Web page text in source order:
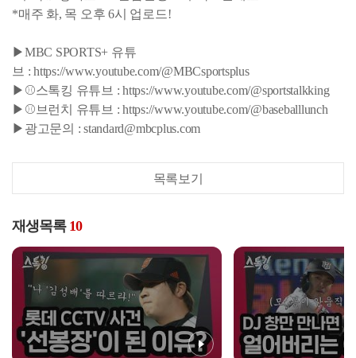
*매주 화, 목 오후 6시 업로드!
▶MBC SPORTS+ 유튜
브 : https://www.youtube.com/@MBCsportsplus
▶⚾스톡킹 유튜브 : https://www.youtube.com/@sportstalkking
▶⚾브런치 유튜브 : https://www.youtube.com/@baseballlunch
▶광고문의 : standard@mbcplus.com
목록보기
재생목록 10